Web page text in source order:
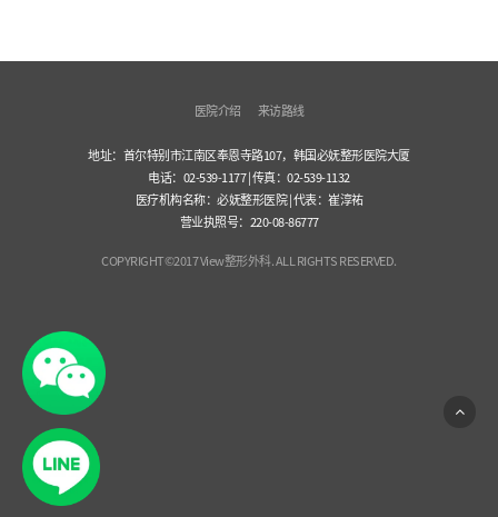
医院介绍 来访路线
地址：首尔特别市江南区奉恩寺路107，韩国必妩整形医院大厦
电话：02-539-1177 | 传真：02-539-1132
医疗机构名称：必妩整形医院 | 代表：崔淳祐
营业执照号：220-08-86777
COPYRIGHT©2017 View整形外科. ALL RIGHTS RESERVED.